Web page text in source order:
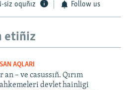
siz oquñız Follow us
etiñiz
AQLARI
an – ve casussıñ. Qırım
devlet hainligi